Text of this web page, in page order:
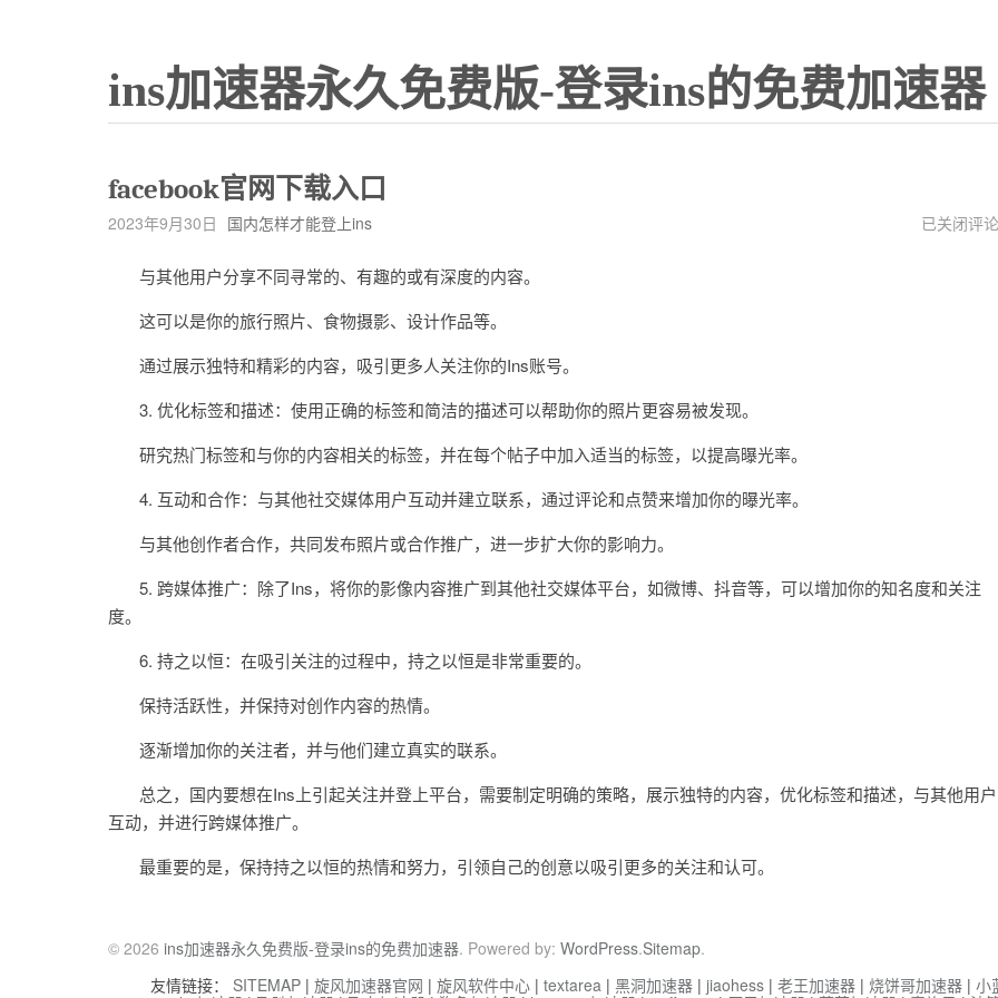
ins加速器永久免费版-登录ins的免费加速器
facebook官网下载入口
2023年9月30日 国内怎样才能登上ins
facebook
已关闭评论
与其他用户分享不同寻常的、有趣的或有深度的内容。
这可以是你的旅行照片、食物摄影、设计作品等。
通过展示独特和精彩的内容，吸引更多人关注你的Ins账号。
3. 优化标签和描述：使用正确的标签和简洁的描述可以帮助你的照片更容易被发现。
研究热门标签和与你的内容相关的标签，并在每个帖子中加入适当的标签，以提高曝光率。
4. 互动和合作：与其他社交媒体用户互动并建立联系，通过评论和点赞来增加你的曝光率。
与其他创作者合作，共同发布照片或合作推广，进一步扩大你的影响力。
5. 跨媒体推广：除了Ins，将你的影像内容推广到其他社交媒体平台，如微博、抖音等，可以增加你的知名度和关注
度。
6. 持之以恒：在吸引关注的过程中，持之以恒是非常重要的。
保持活跃性，并保持对创作内容的热情。
逐渐增加你的关注者，并与他们建立真实的联系。
总之，国内要想在Ins上引起关注并登上平台，需要制定明确的策略，展示独特的内容，优化标签和描述，与其他用户
互动，并进行跨媒体推广。
最重要的是，保持持之以恒的热情和努力，引领自己的创意以吸引更多的关注和认可。
© 2026 ins加速器永久免费版-登录ins的免费加速器. Powered by: WordPress.Sitemap.
友情链接： SITEMAP | 旋风加速器官网 | 旋风软件中心 | textarea | 黑洞加速器 | jiaohess | 老王加速器 | 烧饼哥加速器 | 小